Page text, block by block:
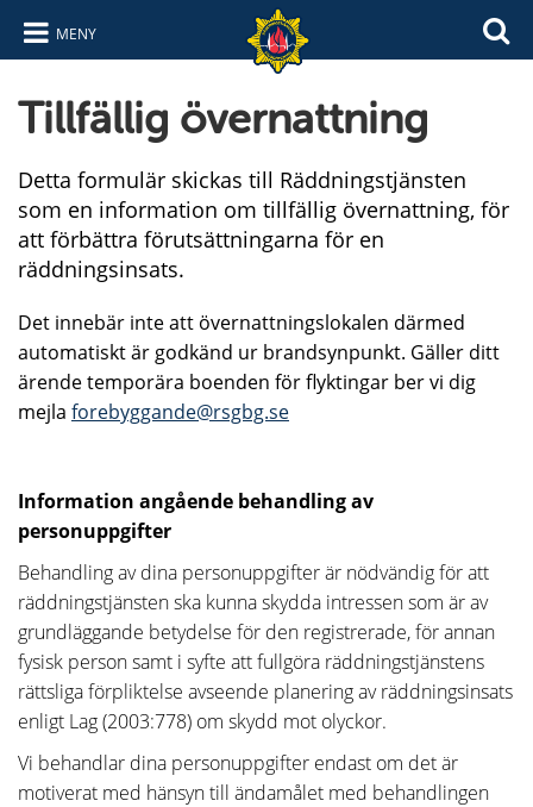
MENY
Hoppa till innehåll
Hoppa till navigering
Tillfällig övernattning
Detta formulär skickas till Räddningstjänsten
som en information om tillfällig övernattning, för
att förbättra förutsättningarna för en
räddningsinsats.
Det innebär inte att övernattningslokalen därmed
automatiskt är godkänd ur brandsynpunkt. Gäller ditt
ärende temporära boenden för flyktingar ber vi dig
mejla forebyggande@rsgbg.se
Information angående behandling av
personuppgifter
Behandling av dina personuppgifter är nödvändig för att
räddningstjänsten ska kunna skydda intressen som är av
grundläggande betydelse för den registrerade, för annan
fysisk person samt i syfte att fullgöra räddningstjänstens
rättsliga förpliktelse avseende planering av räddningsinsats
enligt Lag (2003:778) om skydd mot olyckor.
Vi behandlar dina personuppgifter endast om det är
motiverat med hänsyn till ändamålet med behandlingen